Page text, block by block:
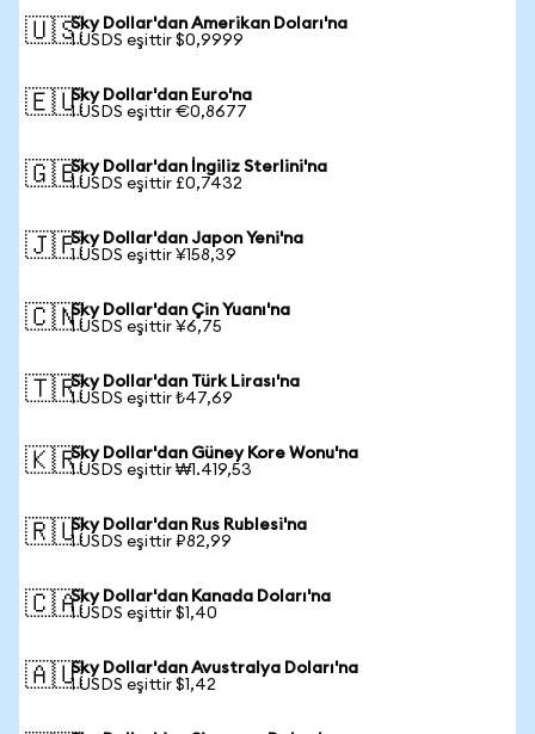
🇺🇸Sky Dollar'dan Amerikan Doları'na
1 USDS eşittir $0,9999
🇪🇺Sky Dollar'dan Euro'na
1 USDS eşittir €0,8677
🇬🇧Sky Dollar'dan İngiliz Sterlini'na
1 USDS eşittir £0,7432
🇯🇵Sky Dollar'dan Japon Yeni'na
1 USDS eşittir ¥158,39
🇨🇳Sky Dollar'dan Çin Yuanı'na
1 USDS eşittir ¥6,75
🇹🇷Sky Dollar'dan Türk Lirası'na
1 USDS eşittir ₺47,69
🇰🇷Sky Dollar'dan Güney Kore Wonu'na
1 USDS eşittir ₩1.419,53
🇷🇺Sky Dollar'dan Rus Rublesi'na
1 USDS eşittir ₽82,99
🇨🇦Sky Dollar'dan Kanada Doları'na
1 USDS eşittir $1,40
🇦🇺Sky Dollar'dan Avustralya Doları'na
1 USDS eşittir $1,42